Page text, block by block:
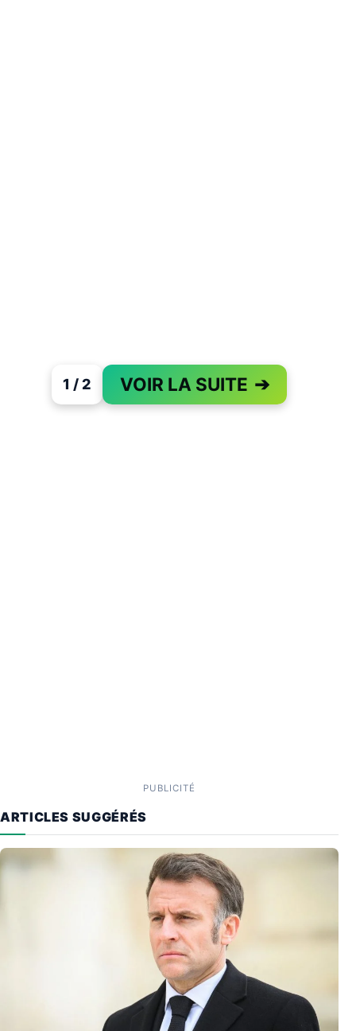
1 / 2 VOIR LA SUITE ➔
PAGE 1 OF 2
PUBLICITÉ
ARTICLES SUGGÉRÉS